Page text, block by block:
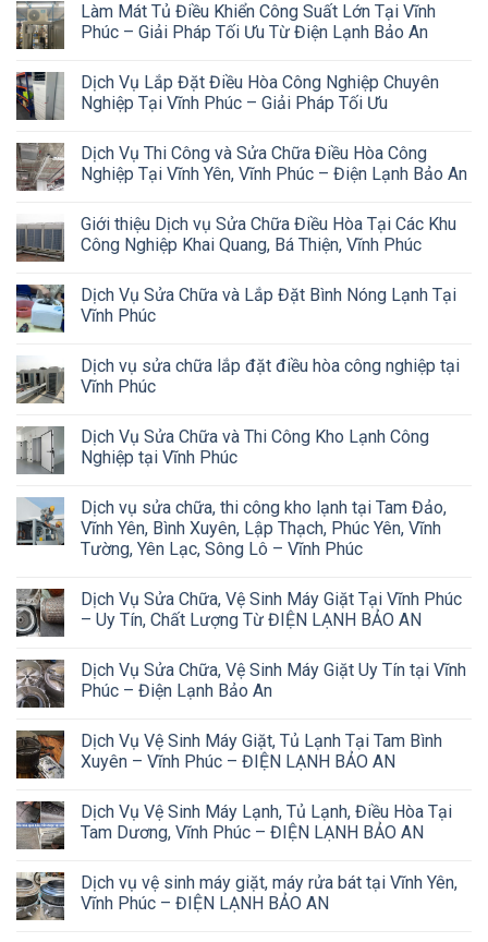
Làm Mát Tủ Điều Khiển Công Suất Lớn Tại Vĩnh
Phúc – Giải Pháp Tối Ưu Từ Điện Lạnh Bảo An
Dịch Vụ Lắp Đặt Điều Hòa Công Nghiệp Chuyên
Nghiệp Tại Vĩnh Phúc – Giải Pháp Tối Ưu
Dịch Vụ Thi Công và Sửa Chữa Điều Hòa Công
Nghiệp Tại Vĩnh Yên, Vĩnh Phúc – Điện Lạnh Bảo An
Giới thiệu Dịch vụ Sửa Chữa Điều Hòa Tại Các Khu
Công Nghiệp Khai Quang, Bá Thiện, Vĩnh Phúc
Dịch Vụ Sửa Chữa và Lắp Đặt Bình Nóng Lạnh Tại
Vĩnh Phúc
Dịch vụ sửa chữa lắp đặt điều hòa công nghiệp tại
Vĩnh Phúc
Dịch Vụ Sửa Chữa và Thi Công Kho Lạnh Công
Nghiệp tại Vĩnh Phúc
Dịch vụ sửa chữa, thi công kho lạnh tại Tam Đảo,
Vĩnh Yên, Bình Xuyên, Lập Thạch, Phúc Yên, Vĩnh
Tường, Yên Lạc, Sông Lô – Vĩnh Phúc
Dịch Vụ Sửa Chữa, Vệ Sinh Máy Giặt Tại Vĩnh Phúc
– Uy Tín, Chất Lượng Từ ĐIỆN LẠNH BẢO AN
Dịch Vụ Sửa Chữa, Vệ Sinh Máy Giặt Uy Tín tại Vĩnh
Phúc – Điện Lạnh Bảo An
Dịch Vụ Vệ Sinh Máy Giặt, Tủ Lạnh Tại Tam Bình
Xuyên – Vĩnh Phúc – ĐIỆN LẠNH BẢO AN
Dịch Vụ Vệ Sinh Máy Lạnh, Tủ Lạnh, Điều Hòa Tại
Tam Dương, Vĩnh Phúc – ĐIỆN LẠNH BẢO AN
Dịch vụ vệ sinh máy giặt, máy rửa bát tại Vĩnh Yên,
Vĩnh Phúc – ĐIỆN LẠNH BẢO AN